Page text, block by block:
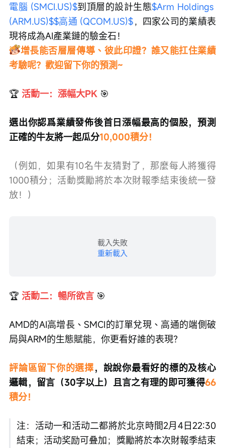
電腦 (SMCI.US)$到頂層的設計生態$Arm Holdings
(ARM.US)$$高通 (QCOM.US)$，四家公司的業績表
現将成為AI產業鏈的驗金石！
增長能否層層傳導、彼此印證？誰又能扛住業績
考驗呢？歡迎留下你的預測~
🏆 活動一：漲幅大PK 🎯
選出你認爲業績發佈後首日漲幅最高的個股，預測
正確的牛友將一起瓜分10,000積分！
（例如，如果有10名牛友猜對了，那麼每人將獲得
1000積分；活動獎勵將於本次財報季結束後統一發
放！）
載入失敗
重新載入
🏆 活動二：暢所欲言 🎯
AMD的AI高增長、SMCI的訂單兌現、高通的端側破
局與ARM的生態賦能，你更看好誰的表現？
評論區留下你的選擇，說說你最看好的標的及核心
邏輯，留言（30字以上）且言之有理的即可獲得66
積分！
注：活动一和活动二都將於北京時間2月4日22:30
結束；活动奖励可叠加；獎勵將於本次財報季結束